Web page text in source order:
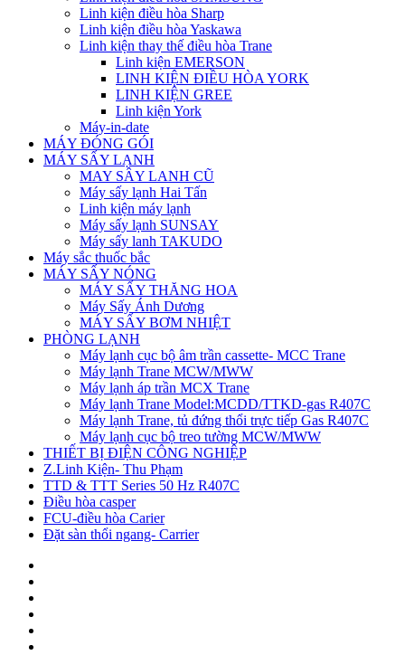
Linh kiện điều hòa Sharp
Linh kiện điều hòa Yaskawa
Linh kiện thay thế điều hòa Trane
Linh kiện EMERSON
LINH KIỆN ĐIỀU HÒA YORK
LINH KIỆN GREE
Linh kiện York
Máy-in-date
MÁY ĐÓNG GÓI
MÁY SẤY LẠNH
MAY SÂY LANH CŨ
Máy sấy lạnh Hai Tấn
Linh kiện máy lạnh
Máy sấy lạnh SUNSAY
Máy sấy lanh TAKUDO
Máy sắc thuốc bắc
MÁY SẤY NÓNG
MÁY SẤY THĂNG HOA
Máy Sấy Ánh Dương
MÁY SẤY BƠM NHIỆT
PHÒNG LẠNH
Máy lạnh cục bộ âm trần cassette- MCC Trane
Máy lạnh Trane MCW/MWW
Máy lạnh áp trần MCX Trane
Máy lạnh Trane Model:MCDD/TTKD-gas R407C
Máy lạnh Trane, tủ đứng thổi trực tiếp Gas R407C
Máy lạnh cục bộ treo tường MCW/MWW
THIẾT BỊ ĐIỆN CÔNG NGHIỆP
Z.Linh Kiện- Thu Phạm
TTD & TTT Series 50 Hz R407C
Điều hòa casper
FCU-điều hòa Carier
Đặt sàn thổi ngang- Carrier